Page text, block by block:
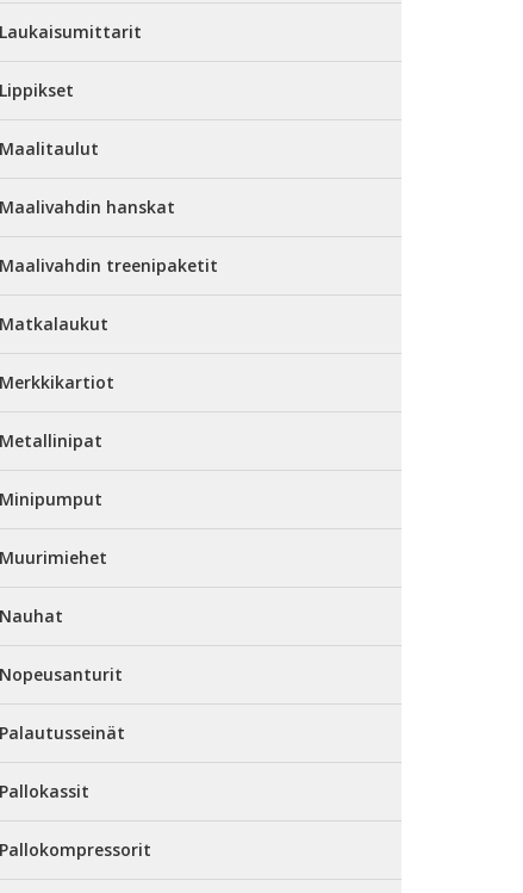
Laukaisumittarit
Lippikset
Maalitaulut
Maalivahdin hanskat
Maalivahdin treenipaketit
Matkalaukut
Merkkikartiot
Metallinipat
Minipumput
Muurimiehet
Nauhat
Nopeusanturit
Palautusseinät
Pallokassit
Pallokompressorit